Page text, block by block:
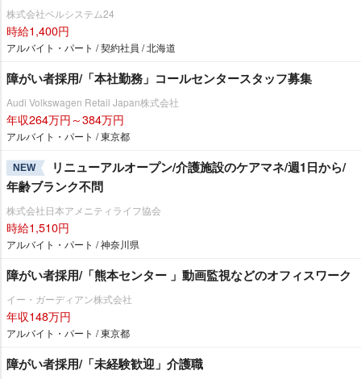
株式会社ベルシステム24
時給1,400円
アルバイト・パート / 契約社員 / 北海道
障がい者採用/「本社勤務」コールセンタースタッフ募集
Audi Volkswagen Retail Japan株式会社
年収264万円～384万円
アルバイト・パート / 東京都
NEW
リニューアルオープン/介護施設のケアマネ/週1日から/
年齢ブランク不問
株式会社日本アメニティライフ協会
時給1,510円
アルバイト・パート / 神奈川県
障がい者採用/「熊本センター 」動画監視などのオフィスワーク
イー・ガーディアン株式会社
年収148万円
アルバイト・パート / 東京都
障がい者採用/「未経験歓迎」介護職